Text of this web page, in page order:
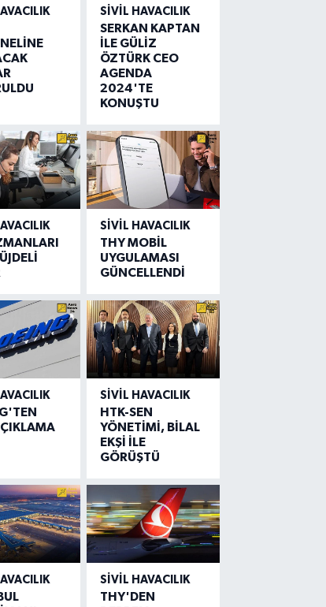
SIVIL HAVACILIK
SERKAN KAPTAN
İLE GÜLİZ
ÖZTÜRK CEO
AGENDA
2024'TE
KONUŞTU
SIVIL HAVACILIK
THY MOBİL
UYGULAMASI
GÜNCELLENDİ
SIVIL HAVACILIK
HTK-SEN
YÖNETİMİ, BİLAL
EKŞİ İLE
GÖRÜŞTÜ
SIVIL HAVACILIK
THY'DEN